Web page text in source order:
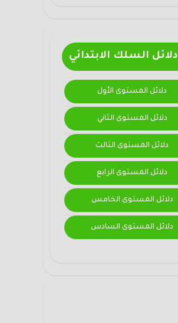
دلائل السلك الابتدائي
دلائل المستوى الأول
دلائل المستوى الثاني
دلائل المستوى الثالث
دلائل المستوى الرابع
دلائل المستوى الخامس
دلائل المستوى السادس